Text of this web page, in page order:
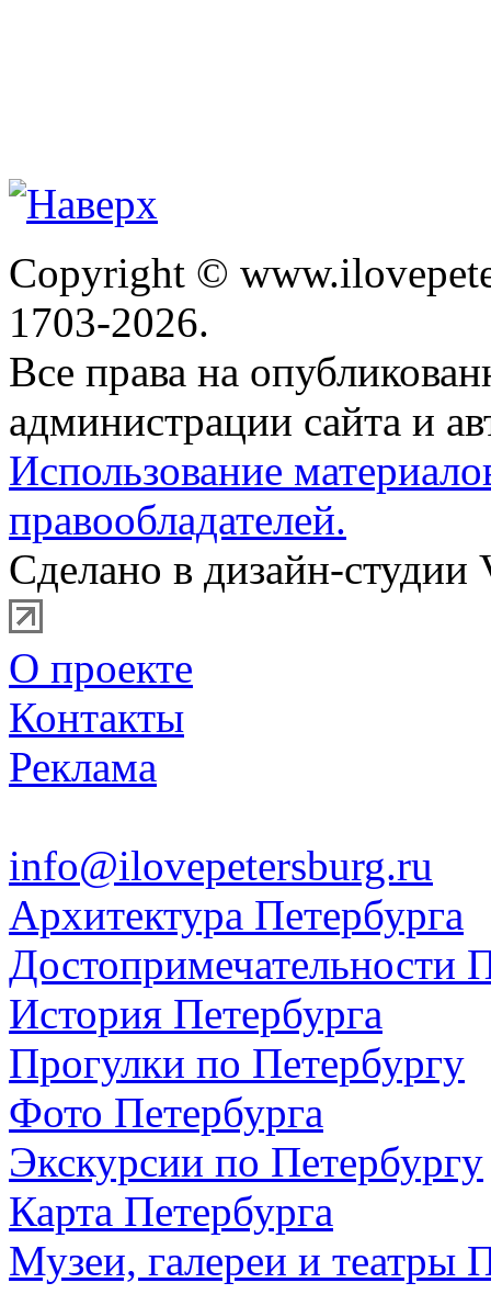
Copyright ©
1703-2026.
Все права на
администрации сайта и
Использование
правообладателей.
Сделано в дизайн-студии
О проекте
Контакты
Реклама
info@ilovepetersburg.ru
Архитектура Петербурга
Достопримечательности
История Петербурга
Прогулки по Петербургу
Фото Петербурга
Экскурсии по Петербургу
Карта Петербурга
Музеи, галереи и театры